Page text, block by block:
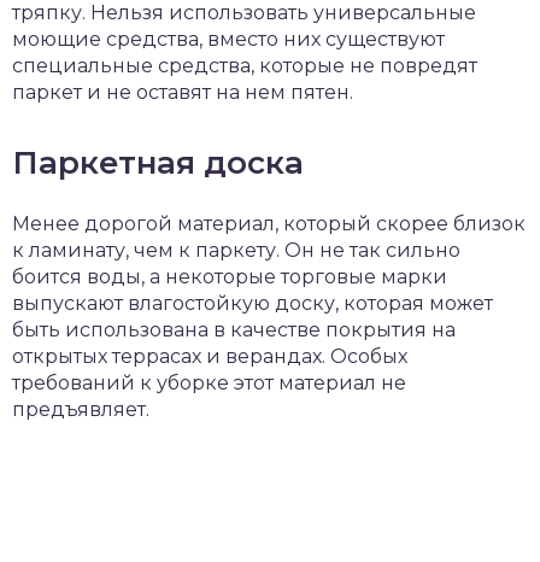
тряпку. Нельзя использовать универсальные
моющие средства, вместо них существуют
специальные средства, которые не повредят
паркет и не оставят на нем пятен.
Паркетная доска
Менее дорогой материал, который скорее близок
к ламинату, чем к паркету. Он не так сильно
боится воды, а некоторые торговые марки
выпускают влагостойкую доску, которая может
быть использована в качестве покрытия на
открытых террасах и верандах. Особых
требований к уборке этот материал не
предъявляет.